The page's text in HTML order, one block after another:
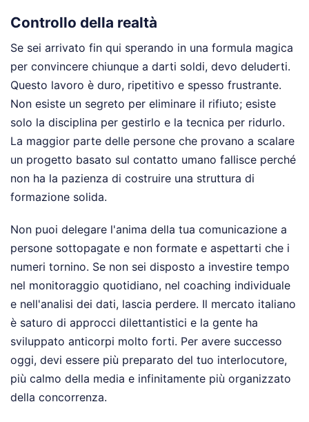
Controllo della realtà
Se sei arrivato fin qui sperando in una formula magica
per convincere chiunque a darti soldi, devo deluderti.
Questo lavoro è duro, ripetitivo e spesso frustrante.
Non esiste un segreto per eliminare il rifiuto; esiste
solo la disciplina per gestirlo e la tecnica per ridurlo.
La maggior parte delle persone che provano a scalare
un progetto basato sul contatto umano fallisce perché
non ha la pazienza di costruire una struttura di
formazione solida.
Non puoi delegare l'anima della tua comunicazione a
persone sottopagate e non formate e aspettarti che i
numeri tornino. Se non sei disposto a investire tempo
nel monitoraggio quotidiano, nel coaching individuale
e nell'analisi dei dati, lascia perdere. Il mercato italiano
è saturo di approcci dilettantistici e la gente ha
sviluppato anticorpi molto forti. Per avere successo
oggi, devi essere più preparato del tuo interlocutore,
più calmo della media e infinitamente più organizzato
della concorrenza.